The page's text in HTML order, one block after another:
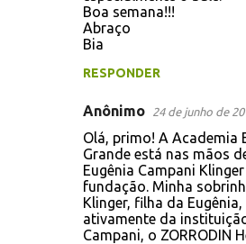
Boa semana!!!
Abraço
Bia
RESPONDER
Anônimo 24 de junho de
Olá, primo! A Academia
Grande está nas mãos
Eugênia Campani
fundação. Minha
Klinger, filha da
ativamente da
Campani, o ZORRODIN